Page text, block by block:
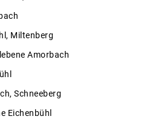
Miltenberg
Amorbach
Schneeberg
Eichenbühl